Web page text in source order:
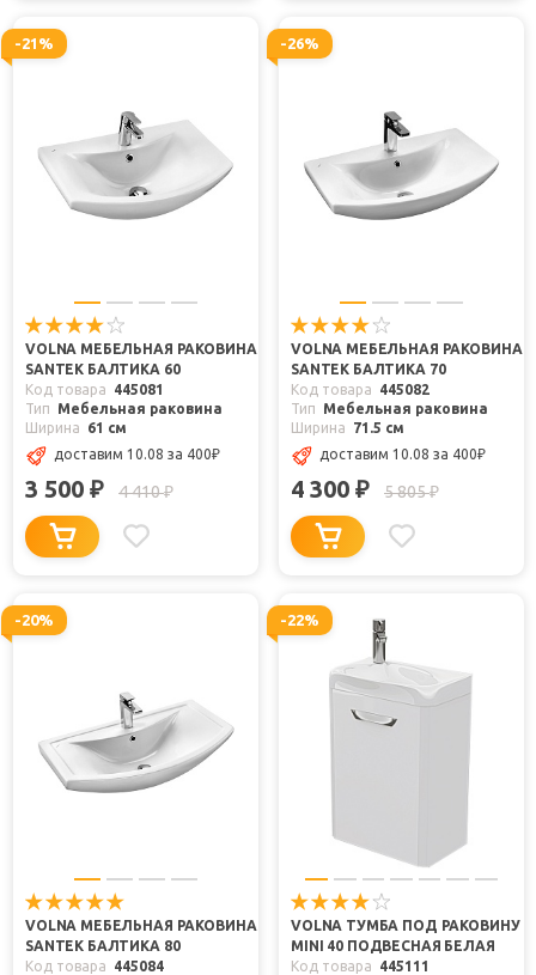
-21%
VOLNA МЕБЕЛЬНАЯ РАКОВИНА
SANTEK БАЛТИКА 60
Код товара
445081
Тип
Мебельная раковина
Ширина
61 см
доставим 10.08 за 400₽
3 500 ₽ 4 410₽
-26%
VOLNA МЕБЕЛЬНАЯ РАКОВИНА
SANTEK БАЛТИКА 70
Код товара
445082
Тип
Мебельная раковина
Ширина
71.5 см
доставим 10.08 за 400₽
4 300 ₽ 5 805₽
-20%
VOLNA МЕБЕЛЬНАЯ РАКОВИНА
SANTEK БАЛТИКА 80
Код товара
445084
-22%
VOLNA ТУМБА ПОД РАКОВИНУ
MINI 40 ПОДВЕСНАЯ БЕЛАЯ
Код товара
445111